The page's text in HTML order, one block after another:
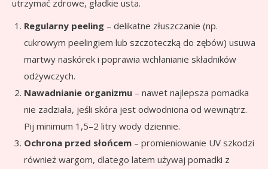
utrzymać zdrowe, gładkie usta.
Regularny peeling – delikatne złuszczanie (np.
cukrowym peelingiem lub szczoteczką do zębów) usuwa
martwy naskórek i poprawia wchłanianie składników
odżywczych.
Nawadnianie organizmu – nawet najlepsza pomadka
nie zadziała, jeśli skóra jest odwodniona od wewnątrz.
Pij minimum 1,5–2 litry wody dziennie.
Ochrona przed słońcem – promieniowanie UV szkodzi
również wargom, dlatego latem używaj pomadki z